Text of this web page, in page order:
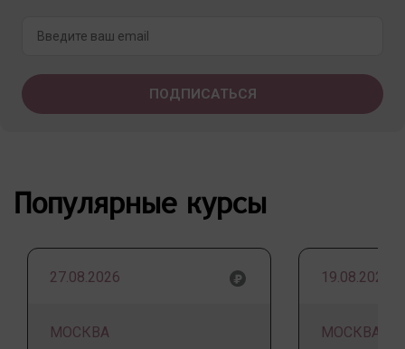
Популярные курсы
27.08.2026
МОСКВА
19.08.2026
МОСКВА